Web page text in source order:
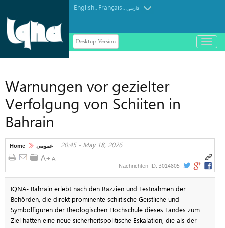
English. Français.فارسی
Desktop-Version
باز
و
Warnungen vor gezielter
Verfolgung von Schiiten in
Bahrain
Home عمومی 20:45 - May 18, 2026
Nachrichten-ID: 3014805
IQNA- Bahrain erlebt nach den Razzien und Festnahmen der
Behörden, die direkt prominente schiitische Geistliche und
Symbolfiguren der theologischen Hochschule dieses Landes zum
Ziel hatten eine neue sicherheitspolitische Eskalation, die als der